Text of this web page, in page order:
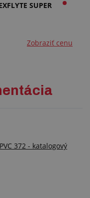
SUPER
Zobraziť cenu
372 - katalogový